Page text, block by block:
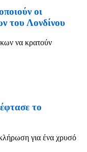
οι
του Λονδίνου
να κρατούν
το
για ένα χρυσό